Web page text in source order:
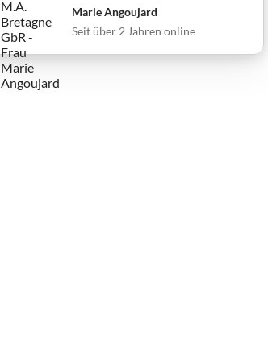
Marie Angoujard
Seit über 2 Jahren online